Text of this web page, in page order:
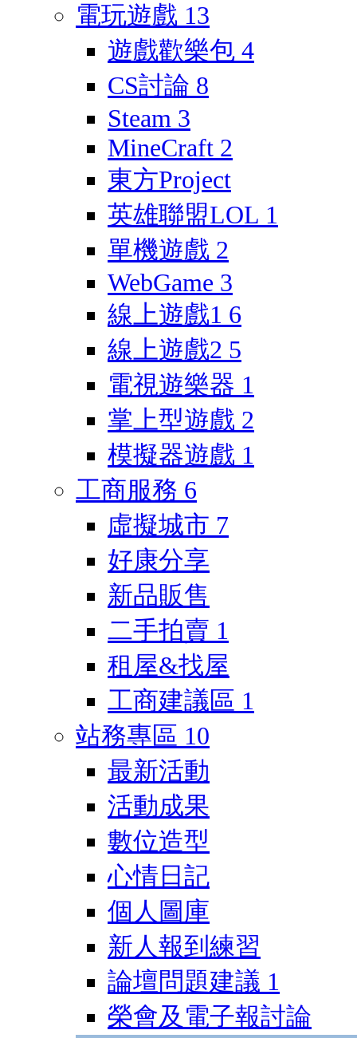
電玩遊戲 13
遊戲歡樂包 4
CS討論 8
Steam 3
MineCraft 2
東方Project
英雄聯盟LOL 1
單機遊戲 2
WebGame 3
線上遊戲1 6
線上遊戲2 5
電視遊樂器 1
掌上型遊戲 2
模擬器遊戲 1
工商服務 6
虛擬城市 7
好康分享
新品販售
二手拍賣 1
租屋&找屋
工商建議區 1
站務專區 10
最新活動
活動成果
數位造型
心情日記
個人圖庫
新人報到練習
論壇問題建議 1
榮會及電子報討論